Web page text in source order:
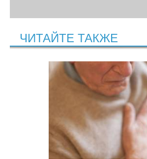
ЧИТАЙТЕ ТАКЖЕ